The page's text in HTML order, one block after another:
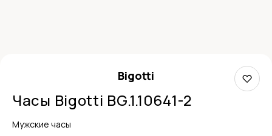
Bigotti
Часы Bigotti BG.1.10641-2
Мужские часы